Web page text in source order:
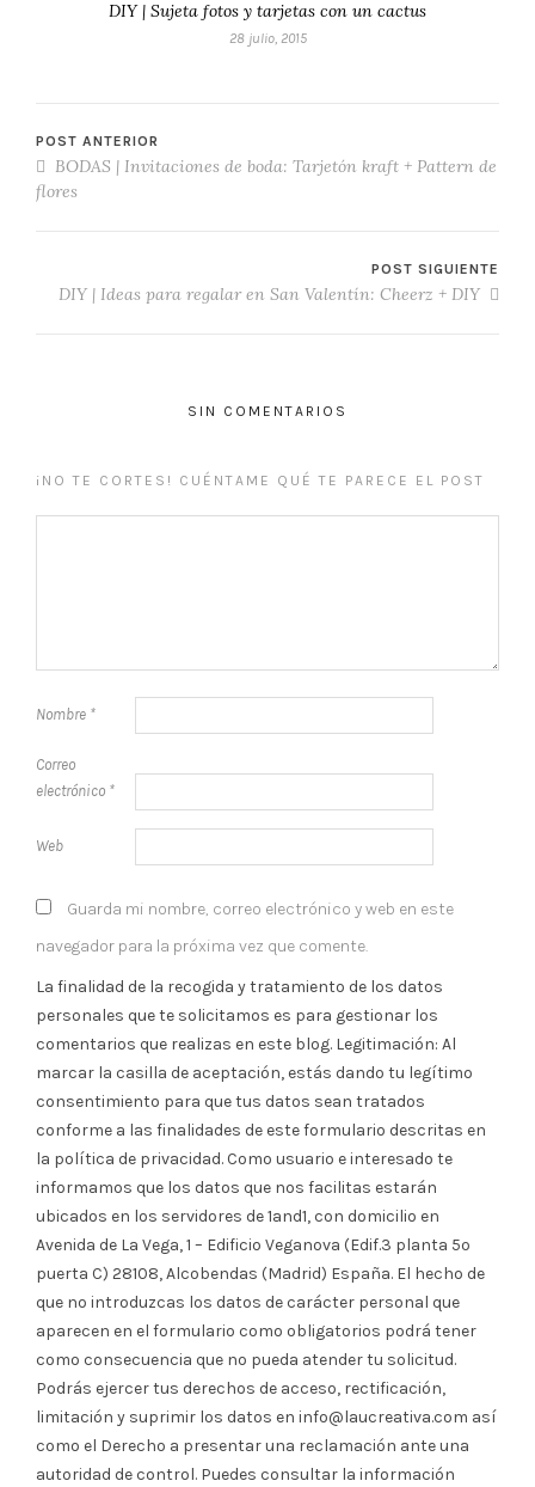
DIY | Sujeta fotos y tarjetas con un cactus
28 julio, 2015
POST ANTERIOR
BODAS | Invitaciones de boda: Tarjetón kraft + Pattern de
flores
POST SIGUIENTE
DIY | Ideas para regalar en San Valentín: Cheerz + DIY
SIN COMENTARIOS
¡NO TE CORTES! CUÉNTAME QUÉ TE PARECE EL POST
Nombre *
Correo
electrónico *
Web
Guarda mi nombre, correo electrónico y web en este
navegador para la próxima vez que comente.
La finalidad de la recogida y tratamiento de los datos
personales que te solicitamos es para gestionar los
comentarios que realizas en este blog. Legitimación: Al
marcar la casilla de aceptación, estás dando tu legítimo
consentimiento para que tus datos sean tratados
conforme a las finalidades de este formulario descritas en
la política de privacidad. Como usuario e interesado te
informamos que los datos que nos facilitas estarán
ubicados en los servidores de 1and1, con domicilio en
Avenida de La Vega, 1 – Edificio Veganova (Edif.3 planta 5º
puerta C) 28108, Alcobendas (Madrid) España. El hecho de
que no introduzcas los datos de carácter personal que
aparecen en el formulario como obligatorios podrá tener
como consecuencia que no pueda atender tu solicitud.
Podrás ejercer tus derechos de acceso, rectificación,
limitación y suprimir los datos en info@laucreativa.com así
como el Derecho a presentar una reclamación ante una
autoridad de control. Puedes consultar la información